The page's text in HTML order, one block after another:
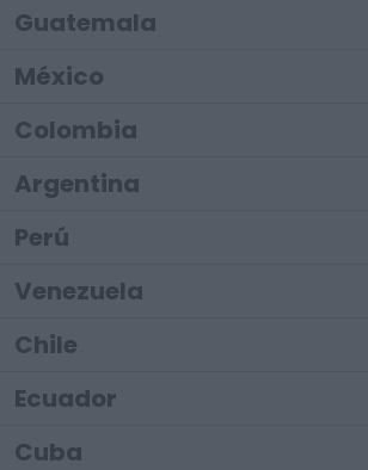
Guatemala
México
Colombia
Argentina
Perú
Venezuela
Chile
Ecuador
Cuba